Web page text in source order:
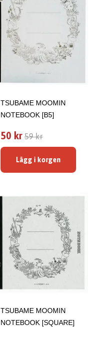
TSUBAME MOOMIN
NOTEBOOK [B5]
50 kr 59 kr
Lägg i korgen
TSUBAME MOOMIN
NOTEBOOK [SQUARE]